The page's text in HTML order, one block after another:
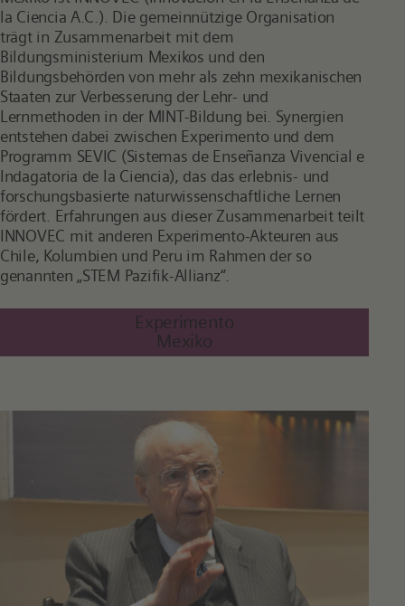
la Ciencia A.C.). Die gemeinnützige Organisation
trägt in Zusammenarbeit mit dem
Bildungsministerium Mexikos und den
Bildungsbehörden von mehr als zehn mexikanischen
Staaten zur Verbesserung der Lehr- und
Lernmethoden in der MINT-Bildung bei. Synergien
entstehen dabei zwischen Experimento und dem
Programm SEVIC (Sistemas de Enseñanza Vivencial e
Indagatoria de la Ciencia), das das erlebnis- und
forschungsbasierte naturwissenschaftliche Lernen
fördert. Erfahrungen aus dieser Zusammenarbeit teilt
INNOVEC mit anderen Experimento-Akteuren aus
Chile, Kolumbien und Peru im Rahmen der so
genannten „STEM Pazifik-Allianz“.
Experimento
Mexiko